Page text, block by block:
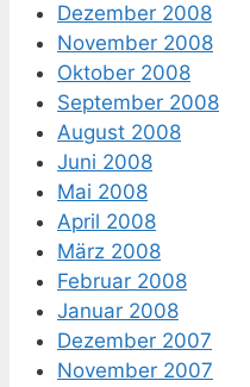
Dezember 2008
November 2008
Oktober 2008
September 2008
August 2008
Juni 2008
Mai 2008
April 2008
März 2008
Februar 2008
Januar 2008
Dezember 2007
November 2007